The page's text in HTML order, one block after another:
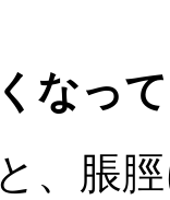
なっ
、脹